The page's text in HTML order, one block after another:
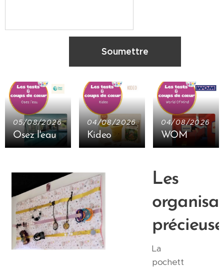
Soumettre
05/08/2026
Osez l'eau
04/08/2026
Kideo
04/08/2026
WOM
Les
La
pochett